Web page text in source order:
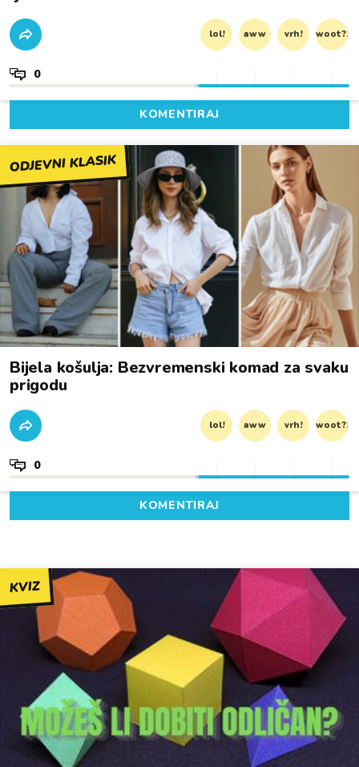
lol! aww vrh! woot?!
0
KOMENTIRAJ
ODJEVNI KLASIK
Bijela košulja: Bezvremenski komad za svaku
prigodu
lol! aww vrh! woot?!
0
KOMENTIRAJ
KVIZ